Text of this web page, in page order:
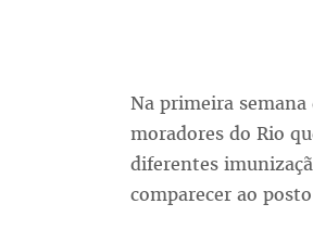
Na primeira
moradores do Rio
diferentes
comparecer ao